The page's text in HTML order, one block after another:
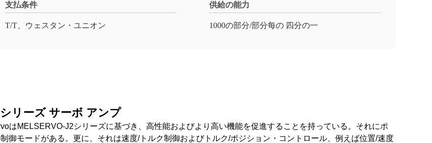
支払条件
T/T、ウェスタン・ユニオン
供給の能力
1000の部分/部分每の 四分の一
リーズ サーボ アンプ
はMELSERVO-J2シリーズに基づき、高性能およびより高い機能を促進することを持っている。それにポ
御モードがある。更に、それは速度/トルク制御およびトルク/ポジション・コントロール、例えば位置/速度